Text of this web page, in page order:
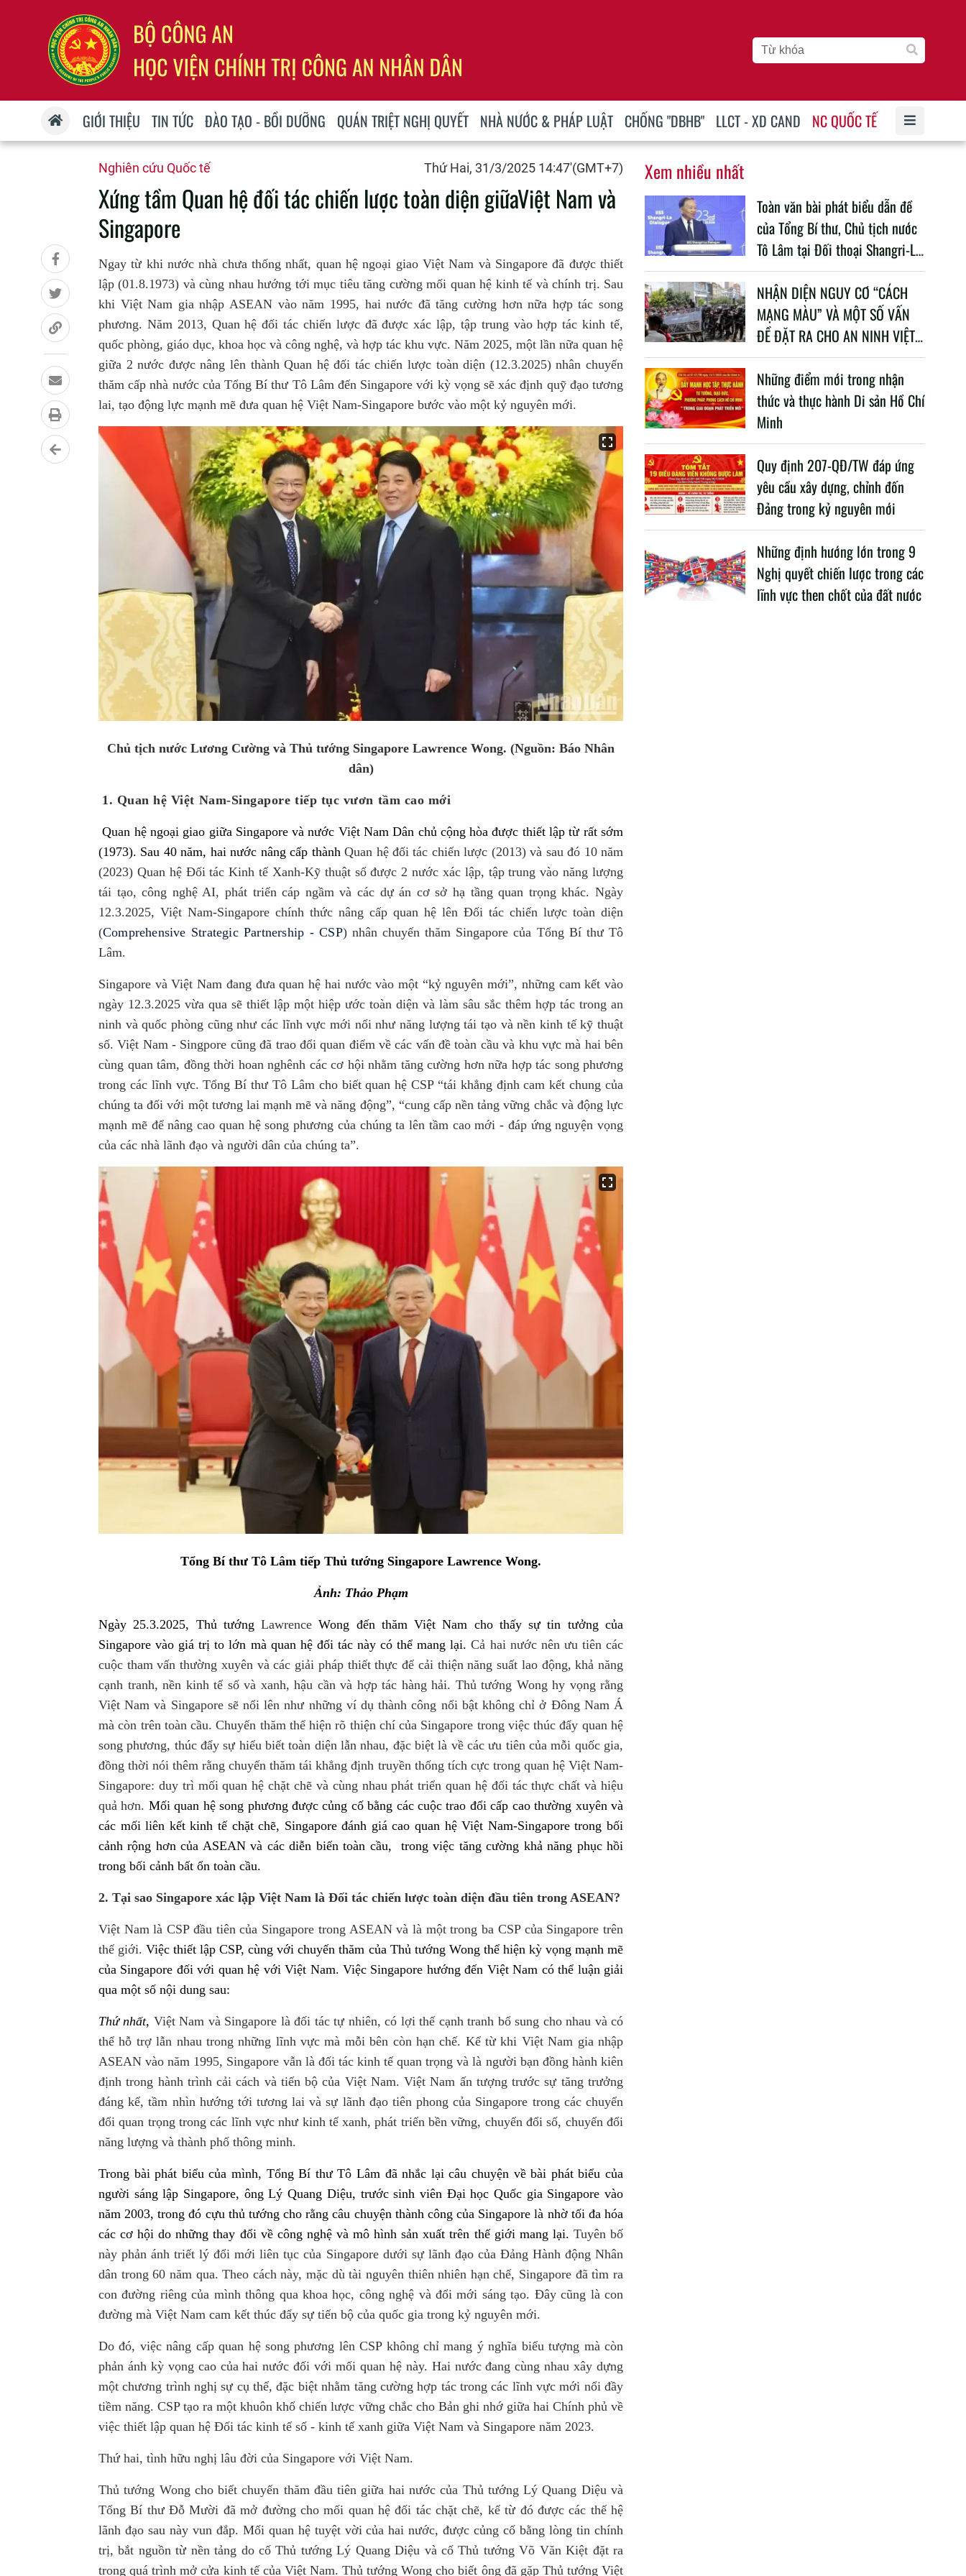
GIỚI THIỆU TIN TỨC ĐÀO TẠO - BỒI DƯỠNG QUÁN TRIỆT NGHỊ QUYẾT NHÀ NƯỚC & PHÁP LUẬT CHỐNG "DBHB" LLCT - XD CAND NC QUỐC TẾ
Nghiên cứu Quốc tế Thứ Hai, 31/3/2025 14:47'(GMT+7)
Xứng tầm Quan hệ đối tác chiến lược toàn diện giữaViệt Nam và
Singapore
Ngay từ khi nước nhà chưa thống nhất, quan hệ ngoại giao Việt Nam và Singapore đã được thiết
lập (01.8.1973) và cùng nhau hướng tới mục tiêu tăng cường mối quan hệ kinh tế và chính trị. Sau
khi Việt Nam gia nhập ASEAN vào năm 1995, hai nước đã tăng cường hơn nữa hợp tác song
phương. Năm 2013, Quan hệ đối tác chiến lược đã được xác lập, tập trung vào hợp tác kinh tế,
quốc phòng, giáo dục, khoa học và công nghệ, và hợp tác khu vực. Năm 2025, một lần nữa quan hệ
giữa 2 nước được nâng lên thành Quan hệ đối tác chiến lược toàn diện (12.3.2025) nhân chuyến
thăm cấp nhà nước của Tổng Bí thư Tô Lâm đến Singapore với kỳ vọng sẽ xác định quỹ đạo tương
lai, tạo động lực mạnh mẽ đưa quan hệ Việt Nam-Singapore bước vào một kỷ nguyên mới.
Chủ tịch nước Lương Cường và Thủ tướng Singapore Lawrence Wong. (Nguồn: Báo Nhân
dân)
1. Quan hệ Việt Nam-Singapore tiếp tục vươn tầm cao mới
Quan hệ ngoại giao giữa Singapore và nước Việt Nam Dân chủ cộng hòa được thiết lập từ rất sớm
(1973). Sau 40 năm, hai nước nâng cấp thànhQuan hệ đối tác chiến lược (2013)và sauđó 10năm
(2023) Quan hệ Đối tác Kinh tế Xanh-Kỹ thuật số được2 nước xác lập, tập trung vào năng lượng
tái tạo, công nghệ AI, phát triển cáp ngầm và các dự án cơ sở hạ tầng quan trọng khác. Ngày
12.3.2025, Việt Nam-Singapore chính thức nâng cấp quan hệ lên Đối tác chiến lược toàn diện
(Comprehensive Strategic Partnership - CSP) nhân chuyến thăm Singapore của Tổng Bí thư Tô
Lâm.
Singapore và Việt Nam đang đưa quan hệ hainướcvào một “kỷ nguyên mới”, những cam kết vào
ngày 12.3.2025 vừa qua sẽ thiết lập một hiệp ước toàn diện và làm sâu sắc thêm hợp tác trong an
ninh và quốc phòng cũng như các lĩnh vực mới nổi như năng lượng tái tạo và nền kinh tế kỹ thuật
số. Việt Nam - Singpore cũng đã trao đổi quan điểm về các vấn đề toàn cầu và khu vực mà hai bên
cùng quan tâm, đồng thời hoan nghênh các cơ hội nhằm tăng cường hơn nữa hợp tác song phương
trong các lĩnh vực. Tổng Bí thư Tô Lâm cho biết quan hệ CSP “tái khẳng định cam kết chung của
chúng ta đối với một tương lai mạnh mẽ và năng động”, “cung cấp nền tảng vững chắc và động lực
mạnh mẽ để nâng cao quan hệ song phương của chúng ta lên tầm cao mới - đáp ứng nguyện vọng
của các nhà lãnh đạo và người dân của chúng ta”.
Tổng Bí thư Tô Lâm tiếp Thủ tướng Singapore Lawrence Wong.
Ảnh: Thảo Phạm
Ngày 25.3.2025, Thủ tướngLawrenceWong đến thăm Việt Nam cho thấy sự tin tưởng của
Singapore vào giá trị to lớn mà quan hệ đối tác này có thể mang lại.Cả hai nước nên ưu tiên các
cuộc tham vấn thường xuyên và các giải pháp thiết thực để cải thiện năng suất lao động, khả năng
cạnh tranh, nền kinh tế số và xanh, hậu cần và hợp tác hàng hải. Thủ tướng Wong hy vọng rằng
Việt Nam và Singapore sẽ nổi lên như những ví dụ thành công nổi bật không chỉ ở Đông Nam Á
mà còn trên toàn cầu. Chuyến thăm thể hiện rõ thiện chí của Singapore trong việc thúc đẩy quan hệ
song phương, thúc đẩy sự hiểu biết toàn diện lẫn nhau, đặc biệt là về các ưu tiên của mỗi quốc gia,
đồng thời nói thêm rằng chuyến thăm tái khẳng định truyền thống tích cực trong quan hệ Việt Nam-
Singapore: duy trì mối quan hệ chặt chẽ và cùng nhau phát triển quan hệ đối tác thực chất và hiệu
quả hơn. Mối quan hệ song phương được củng cố bằng các cuộc trao đổi cấp cao thường xuyên và
các mối liên kết kinh tế chặt chẽ, Singapore đánh giá cao quan hệ Việt Nam-Singapore trong bối
cảnh rộng hơn của ASEAN và các diễn biến toàn cầu, trong việc tăng cường khả năng phục hồi
trong bối cảnh bất ổn toàn cầu.
2. Tại sao Singapore xác lập Việt Nam là Đối tác chiến lược toàn diện đầu tiên trong ASEAN?
Việt Nam là CSP đầu tiên của Singapore trong ASEAN và là một trong ba CSP của Singapore trên
thế giới. Việc thiết lập CSP, cùng với chuyến thăm của Thủ tướng Wong thể hiện kỳ vọng mạnh mẽ
của Singapore đối với quan hệ với Việt Nam. Việc Singapore hướng đến Việt Nam có thể luận giải
qua một số nội dung sau:
Thứ nhất, Việt Nam và Singapore là đối tác tự nhiên, có lợi thế cạnh tranh bổ sung cho nhau và có
thể hỗ trợ lẫn nhau trong những lĩnh vực mà mỗi bên còn hạn chế. Kể từ khi Việt Nam gia nhập
ASEAN vào năm 1995, Singapore vẫn là đối tác kinh tế quan trọng và là người bạn đồng hành kiên
định trong hành trình cải cách và tiến bộ của Việt Nam. Việt Nam ấn tượng trước sự tăng trưởng
đáng kể, tầm nhìn hướng tới tương lai và sự lãnh đạo tiên phong của Singapore trong các chuyển
đổi quan trọng trong các lĩnh vực như kinh tế xanh, phát triển bền vững, chuyển đổi số, chuyển đổi
năng lượng và thành phố thông minh.
Trong bài phát biểu của mình, Tổng Bí thư Tô Lâm đã nhắc lại câu chuyện về bài phát biểu của
người sáng lập Singapore, ông Lý Quang Diệu, trước sinh viên Đại học Quốc gia Singapore vào
năm 2003, trong đó cựu thủ tướng cho rằng câu chuyện thành công của Singapore là nhờ tối đa hóa
các cơ hội do những thay đổi về công nghệ và mô hình sản xuất trên thế giới mang lại. Tuyên bố
này phản ánh triết lý đổi mới liên tục của Singapore dưới sự lãnh đạo của Đảng Hành động Nhân
dân trong 60 năm qua. Theo cách này, mặc dù tài nguyên thiên nhiên hạn chế, Singapore đã tìm ra
con đường riêng của mình thông qua khoa học, công nghệ và đổi mới sáng tạo. Đây cũng là con
đường mà Việt Nam cam kết thúc đẩy sự tiến bộ của quốc gia trong kỷ nguyên mới.
Do đó, việc nâng cấp quan hệ song phương lên CSP không chỉ mang ý nghĩa biểu tượng mà còn
phản ánh kỳ vọng cao của hai nước đối với mối quan hệ này. Hainướcđang cùng nhau xây dựng
một chương trình nghị sự cụ thể, đặc biệt nhằm tăng cường hợp tác trong các lĩnh vực mới nổi đầy
tiềm năng. CSP tạo ra một khuôn khổ chiến lược vững chắc cho Bản ghi nhớ giữa hai Chính phủ về
việc thiết lập quan hệ Đối tác kinh tế số - kinh tế xanh giữa Việt Nam và Singapore năm 2023.
Thứ hai, tình hữu nghị lâu đời của Singapore với Việt Nam.
Thủ tướng Wong cho biết chuyến thăm đầu tiên giữa hai nước của Thủ tướng Lý Quang Diệu và
Tổng Bí thư Đỗ Mười đã mở đường cho mối quan hệ đối tác chặt chẽ, kể từ đó được các thế hệ
lãnh đạo sau này vun đắp. Mối quan hệ tuyệt vời của hai nước, được củng cố bằng lòng tin chính
trị, bắt nguồn từ nền tảng do cố Thủ tướng Lý Quang Diệu và cố Thủ tướng Võ Văn Kiệt đặt ra
trong quá trình mở cửa kinh tế của Việt Nam. Thủ tướng Wong cho biết ông đã gặp Thủ tướng Việt
Xem nhiều nhất
Toàn văn bài phát biểu dẫn đề
của Tổng Bí thư, Chủ tịch nước
Tô Lâm tại Đối thoại Shangri-La
lần thứ 23
NHẬN DIỆN NGUY CƠ “CÁCH
MẠNG MÀU” VÀ MỘT SỐ VẤN
ĐỀ ĐẶT RA CHO AN NINH VIỆT
NAM TRONG BỐI CẢNH HIỆN
NAY
Những điểm mới trong nhận
thức và thực hành Di sản Hồ Chí
Minh
Quy định 207-QĐ/TW đáp ứng
yêu cầu xây dựng, chỉnh đốn
Đảng trong kỷ nguyên mới
Những định hướng lớn trong 9
Nghị quyết chiến lược trong các
lĩnh vực then chốt của đất nước